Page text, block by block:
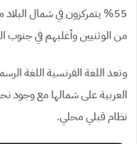
من الوثنيين وأغلبهم في جنوب
وتعد اللغة الفرنسية اللغة
نظام قبلي محلي.